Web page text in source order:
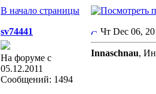
В начало страницы
sv74441
На форуме с
05.12.2011
Сообщений: 1494
Чт Dec 06,
Innaschnau,